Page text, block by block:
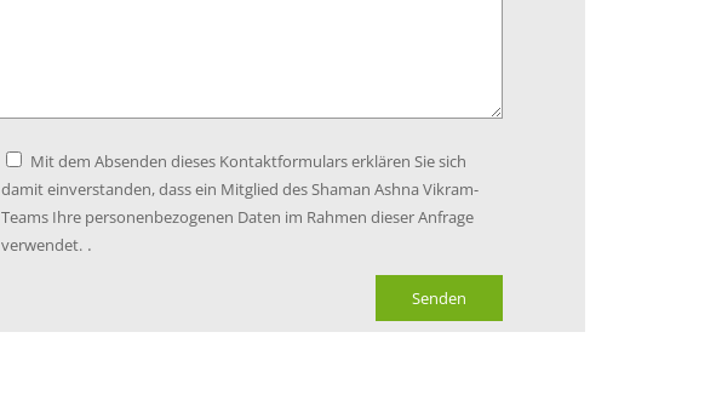
Mit dem Absenden dieses Kontaktformulars erklären Sie sich
damit einverstanden, dass ein Mitglied des Shaman Ashna Vikram-
Teams Ihre personenbezogenen Daten im Rahmen dieser Anfrage
verwendet..